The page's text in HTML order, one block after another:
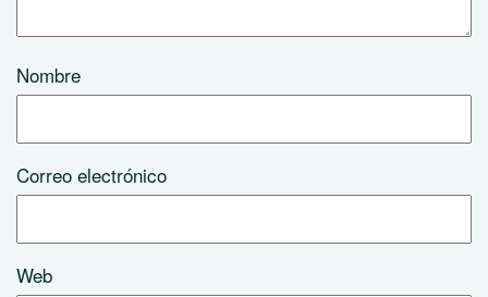
Nombre
Correo electrónico
Web